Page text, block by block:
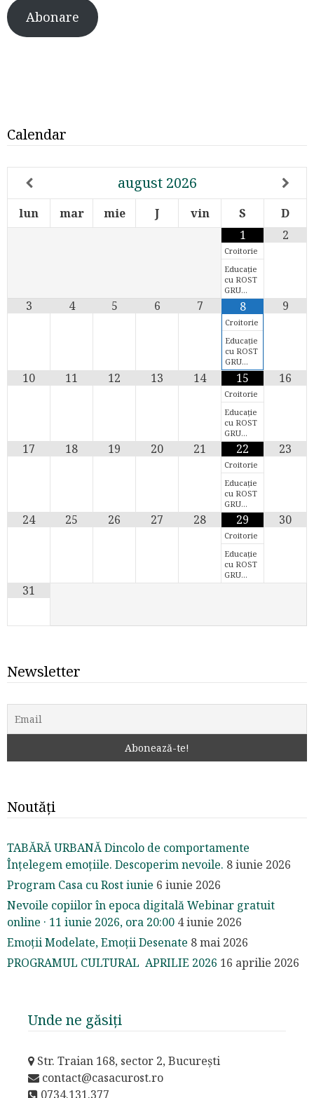
Abonare
Calendar
august 2026
lun mar mie J vin S
D
1
Croitorie
Educație
cu ROST
GRU…
2
3 4 5 6 7 8
Croitorie
Educație
cu ROST
GRU…
9
10 11 12 13 14 15
Croitorie
Educație
cu ROST
GRU…
16
17 18 19 20 21 22
Croitorie
Educație
cu ROST
GRU…
23
24 25 26 27 28 29
Croitorie
Educație
cu ROST
GRU…
30
31
Newsletter
Noutăți
TABĂRĂ URBANĂ Dincolo de comportamente
Înțelegem emoțiile. Descoperim nevoile. 8 iunie 2026
Program Casa cu Rost iunie 6 iunie 2026
Nevoile copiilor în epoca digitală Webinar gratuit
online · 11 iunie 2026, ora 20:00 4 iunie 2026
Emoții Modelate, Emoții Desenate 8 mai 2026
PROGRAMUL CULTURAL APRILIE 2026 16 aprilie 2026
Unde ne găsiți
Str. Traian 168, sector 2, București
contact@casacurost.ro
0734.131.377